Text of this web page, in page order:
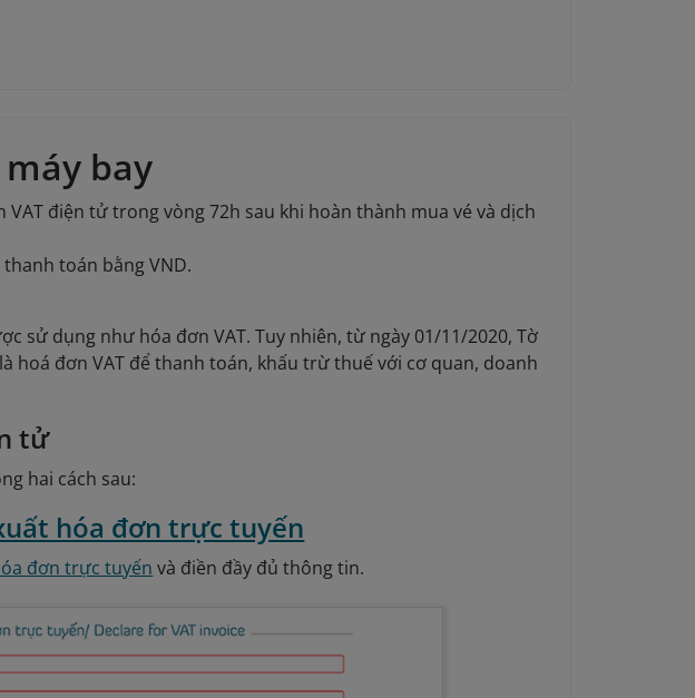
bay
điện tử trong vòng 72h sau khi hoàn thành mua vé và dịch
toán bằng VND.
sử dụng như hóa đơn VAT. Tuy nhiên, từ ngày 01/11/2020, Tờ
hoá đơn VAT để thanh toán, khấu trừ thuế với cơ quan, doanh
tử
hai cách sau:
hóa đơn trực tuyến
đơn trực tuyến và điền đầy đủ thông tin.